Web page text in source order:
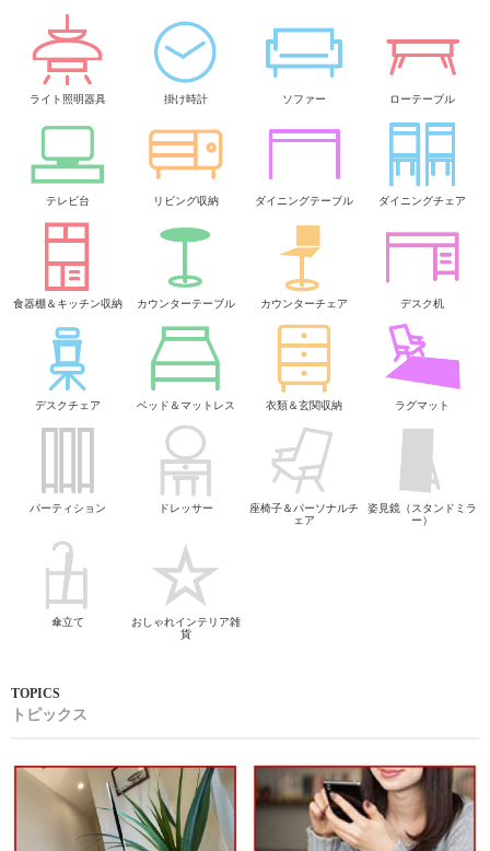
ライト照明器具 掛け時計 ソファー ローテーブル
テレビ台 リビング収納 ダイニングテーブル ダイニングチェア
食器棚＆キッチン収納 カウンターテーブル カウンターチェア デスク机
デスクチェア ベッド＆マットレス 衣類＆玄関収納 ラグマット
パーティション ドレッサー
座椅子＆パーソナルチ
ェア
姿見鏡（スタンドミラ
ー）
傘立て
おしゃれインテリア雑
貨
トピックス